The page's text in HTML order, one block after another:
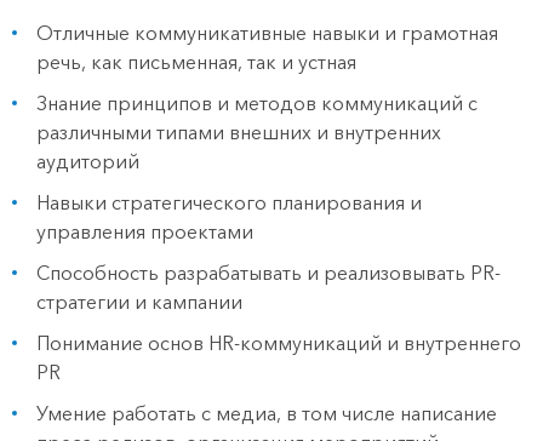
Отличные коммуникативные навыки и грамотная
речь, как письменная, так и устная
Знание принципов и методов коммуникаций с
различными типами внешних и внутренних
аудиторий
Навыки стратегического планирования и
управления проектами
Способность разрабатывать и реализовывать PR-
стратегии и кампании
Понимание основ HR-коммуникаций и внутреннего
PR
Умение работать с медиа, в том числе написание